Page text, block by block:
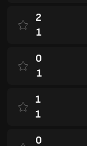
2
1
0
1
1
1
0